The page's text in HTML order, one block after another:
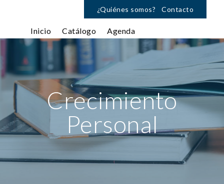
¿Quiénes somos? Contacto
Inicio Catálogo Agenda
Crecimiento
Personal